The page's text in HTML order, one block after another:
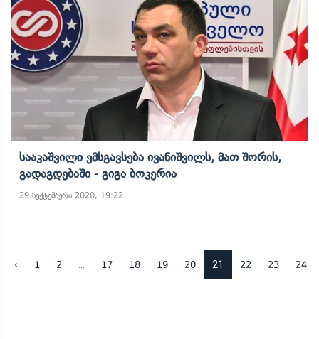
Სააკაშვილი Ემსგავსება Ივანიშვილს, Მათ Შორის,
Გადაგდებაში - Გიგა Ბოკერია
29 სექტემბერი 2020, 19:22
‹ 1 2 17 18 19 20 21 22 23 24